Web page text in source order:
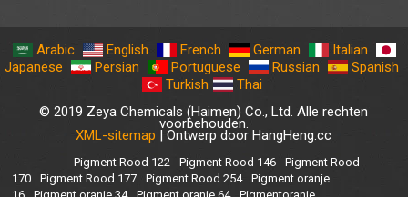
Arabic English French German
Italian
Japanese
Persian Portuguese Russian
Spanish
Turkish
Thai
© 2019 Zeya Chemicals (Haimen) Co., Ltd. Alle rechten
voorbehouden.
XML-sitemap | Ontwerp door HangHeng.cc
Pigment Rood 122 Pigment Rood 146
Pigment Rood
170
Pigment Rood 177 Pigment Rood 254
Pigment oranje